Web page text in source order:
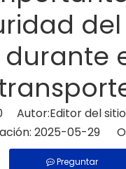
durante
Autor:Editor del
2025-05-29
Preguntar